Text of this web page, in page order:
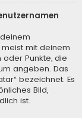
meist mit deinem
oder Punkte, die
angeben. Das
bezeichnet. Es
Bild,
ist.